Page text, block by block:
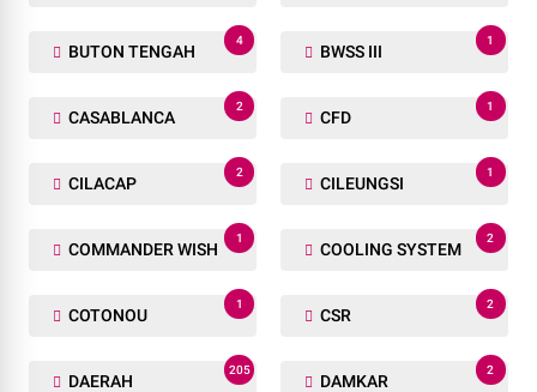
BUTON TENGAH
4
BWSS III
1
CASABLANCA
2
CFD
1
CILACAP
2
CILEUNGSI
1
COMMANDER WISH
1
COOLING SYSTEM
2
COTONOU
1
CSR
2
DAERAH
205
DAMKAR
2